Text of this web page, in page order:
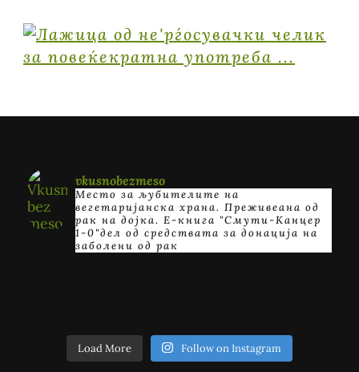
vkusnobezmeso
Место за љубителите на
вегетаријанска храна. Преживеана од
рак на дојка. E-книга "Смути-Канцер
1-0"дел од средствата за донација на
заболени од рак
Load More Follow on Instagram